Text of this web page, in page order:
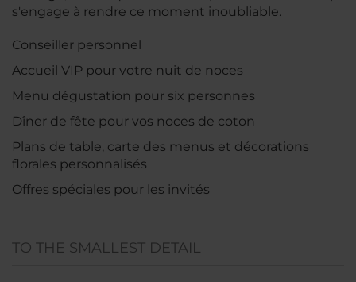
s'engage à rendre ce moment inoubliable.
Conseiller personnel
Accueil VIP pour votre nuit de noces
Menu dégustation pour six personnes
Dîner de fête pour vos noces de coton
Plans de table, carte des menus et décorations
florales personnalisés
Offres spéciales pour les invités
TO THE SMALLEST DETAIL